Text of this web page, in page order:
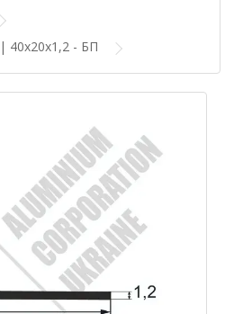
40х20х1,2 - БП